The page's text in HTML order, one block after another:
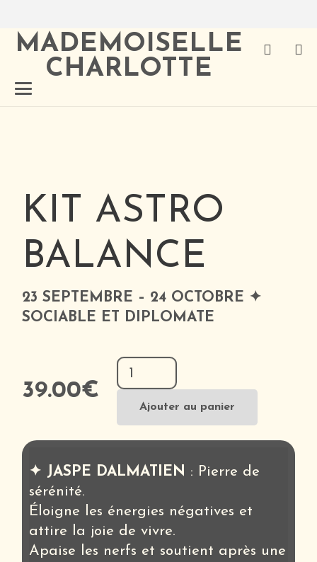
MADEMOISELLE
CHARLOTTE
KIT ASTRO
BALANCE
23 SEPTEMBRE – 24 OCTOBRE ✦
SOCIABLE ET DIPLOMATE
39.00€
quantité
de
Astro
Balance
Ajouter au panier
✦ JASPE DALMATIEN : Pierre de
sérénité.
Éloigne les énergies négatives et
attire la joie de vivre.
Apaise les nerfs et soutient après une